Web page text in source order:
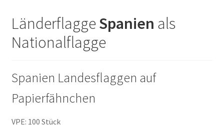
LänderflaggeSpanien als
Nationalflagge
Spanien Landesflaggen auf
Papierfähnchen
VPE: 100 Stück